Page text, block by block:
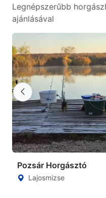
Legnépszerűbb
ajánlásával
Pozsár Horgásztó
Lajosmizse